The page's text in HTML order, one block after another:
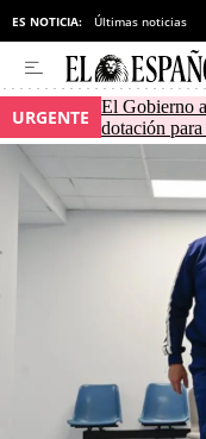
ES NOTICIA: Últimas noticias
URGENTE
El Gobierno
dotación